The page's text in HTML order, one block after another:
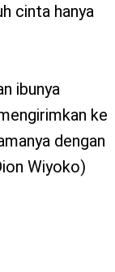
cinta hanya
ibunya
ke
dengan
Wiyoko)